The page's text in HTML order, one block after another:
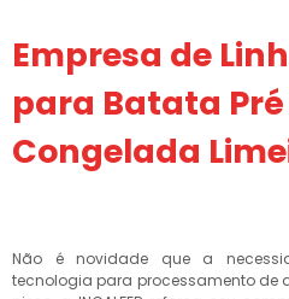
Empresa de
para Batata
Congelada
Não é novidade que a
tecnologia para processamento de